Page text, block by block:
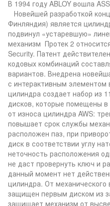
В 1994 году ABLOY вошла
Новейшей разработкой
Финляндия) является
подвинул «устаревшую»
механизм Протек 2
Security. Патент
кодовых комбинаций
вариантов. Внедрена
с интерактивным
цилиндра создает набор из
дисков, которые помещены
от износа цилиндра AWS:
повышает срок службы
расположен паз, при
диск в соответствии углу
неточность расположения
не даст провернуть ключ и
данный момент нет
цилиндра. От механического
защищен первым диском из
защищает механизм от